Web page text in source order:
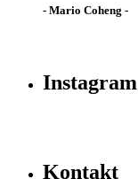
- Mario Coheng -
Instagram
Kontakt